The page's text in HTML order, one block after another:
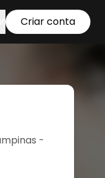
Criar conta
-